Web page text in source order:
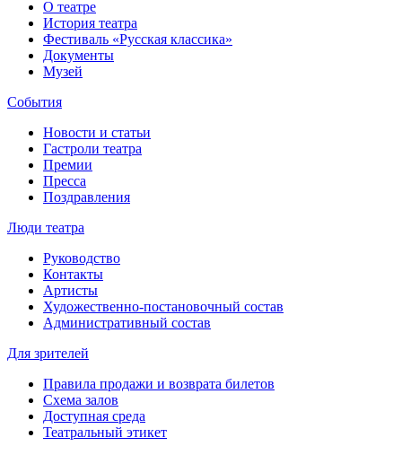
О театре
История театра
Фестиваль «Русская классика»
Документы
Музей
События
Новости и статьи
Гастроли театра
Премии
Пресса
Поздравления
Люди театра
Руководство
Контакты
Артисты
Художественно-постановочный состав
Административный состав
Для зрителей
Правила продажи и возврата билетов
Схема залов
Доступная среда
Театральный этикет